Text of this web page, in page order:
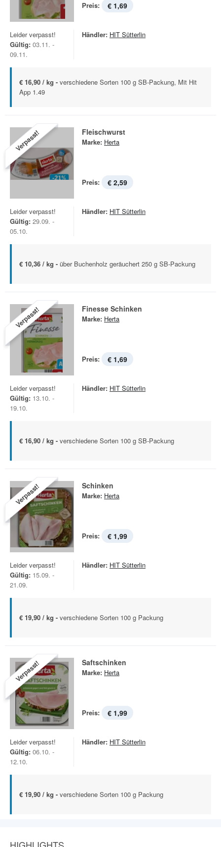
Preis: € 1,69
Leider verpasst!
Gültig: 03.11. -
09.11.
Händler: HIT Sütterlin
€ 16,90 / kg - verschiedene Sorten 100 g SB-Packung, Mit Hit
App 1.49
Verpasst! Fleischwurst
Marke: Herta
Preis: € 2,59
Leider verpasst!
Gültig: 29.09. -
05.10.
Händler: HIT Sütterlin
€ 10,36 / kg - über Buchenholz geräuchert 250 g SB-Packung
Verpasst! Finesse Schinken
Marke: Herta
Preis: € 1,69
Leider verpasst!
Gültig: 13.10. -
19.10.
Händler: HIT Sütterlin
€ 16,90 / kg - verschiedene Sorten 100 g SB-Packung
Verpasst! Schinken
Marke: Herta
Preis: € 1,99
Leider verpasst!
Gültig: 15.09. -
21.09.
Händler: HIT Sütterlin
€ 19,90 / kg - verschiedene Sorten 100 g Packung
Verpasst! Saftschinken
Marke: Herta
Preis: € 1,99
Leider verpasst!
Gültig: 06.10. -
12.10.
Händler: HIT Sütterlin
€ 19,90 / kg - verschiedene Sorten 100 g Packung